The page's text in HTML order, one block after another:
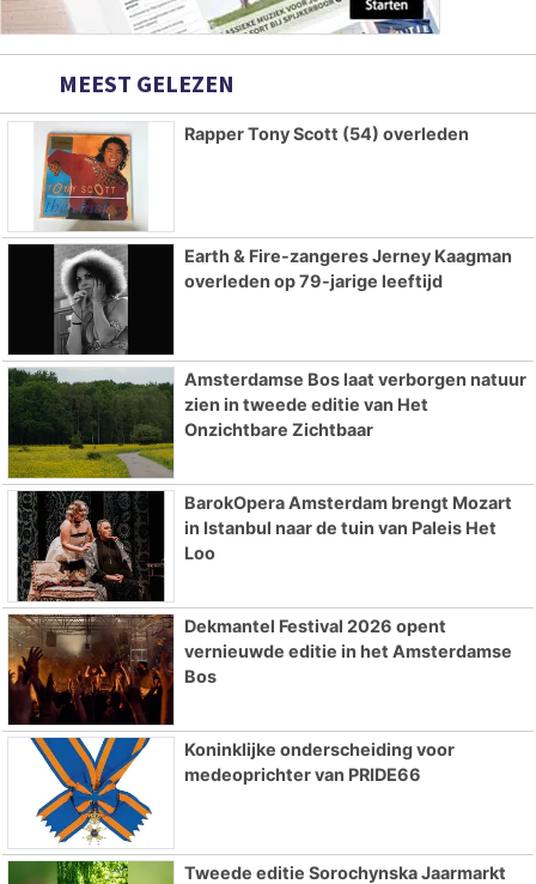
MEEST GELEZEN
Rapper Tony Scott (54) overleden
Earth & Fire-zangeres Jerney Kaagman
overleden op 79-jarige leeftijd
Amsterdamse Bos laat verborgen natuur
zien in tweede editie van Het
Onzichtbare Zichtbaar
BarokOpera Amsterdam brengt Mozart
in Istanbul naar de tuin van Paleis Het
Loo
Dekmantel Festival 2026 opent
vernieuwde editie in het Amsterdamse
Bos
Koninklijke onderscheiding voor
medeoprichter van PRIDE66
Tweede editie Sorochynska Jaarmarkt